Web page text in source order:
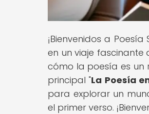
¡Bienvenidos a
en un viaje
cómo la poesía es un
principal "La Poesía
para explorar un
el primer verso.